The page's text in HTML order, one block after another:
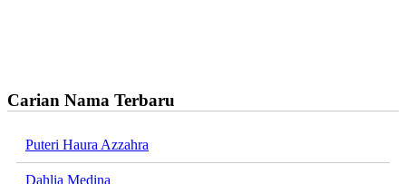
Carian Nama Terbaru
Puteri Haura Azzahra
Dahlia Medina